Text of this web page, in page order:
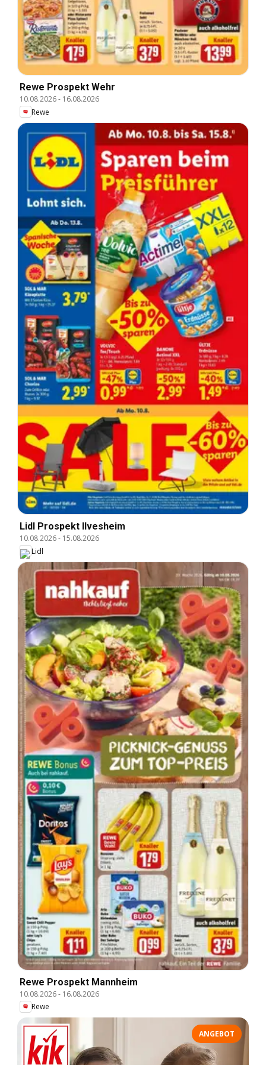
Rewe Prospekt Wehr
10.08.2026- 16.08.2026
Rewe
Lidl Prospekt Ilvesheim
10.08.2026- 15.08.2026
Lidl
Rewe Prospekt Mannheim
10.08.2026- 16.08.2026
Rewe
ANGEBOT